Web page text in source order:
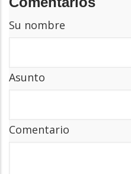
Su nombre
Asunto
Comentario